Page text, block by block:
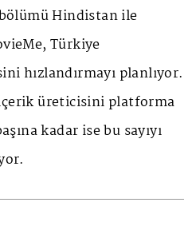
Hindistan ile
Türkiye
hızlandırmayı planlıyor.
üreticisini platforma
kadar ise bu sayıyı